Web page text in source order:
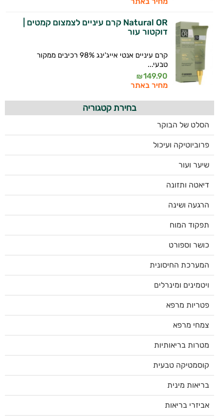
Natural OR קרם עיניים לצמצום קמטים |
דוקטור עור
קרם עיניים אנטי אייג'ינג 98% רכיבים ממקור
טבעי...
149.90
₪
מחיר באתר
בחירת קטגוריה
הסלט של הבוקר
פרוביוטיקה ועיכול
שיער ועור
דיאטה ותזונה
הרגעה ושינה
תפקוד המוח
כושר וספורט
המערכת החיסונית
ויטמינים ומינרלים
פטריות מרפא
צמחי מרפא
מטרות בריאותיות
קוסמטיקה טבעית
בריאות מינית
אביזרי בריאות